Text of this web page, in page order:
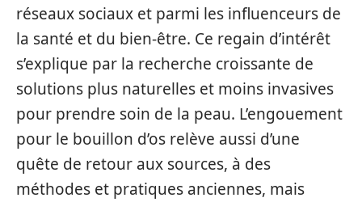
réseaux sociaux et parmi les influenceurs de
la santé et du bien-être. Ce regain d’intérêt
s’explique par la recherche croissante de
solutions plus naturelles et moins invasives
pour prendre soin de la peau. L’engouement
pour le bouillon d’os relève aussi d’une
quête de retour aux sources, à des
méthodes et pratiques anciennes, mais